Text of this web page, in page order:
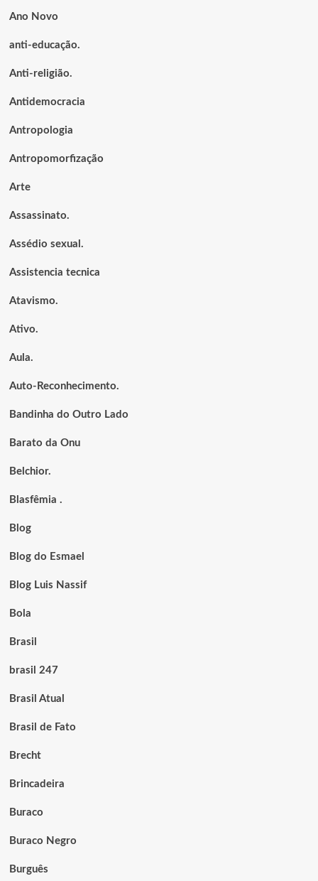
Ano Novo
anti-educação.
Anti-religião.
Antidemocracia
Antropologia
Antropomorfização
Arte
Assassinato.
Assédio sexual.
Assistencia tecnica
Atavismo.
Ativo.
Aula.
Auto-Reconhecimento.
Bandinha do Outro Lado
Barato da Onu
Belchior.
Blasfêmia .
Blog
Blog do Esmael
Blog Luis Nassif
Bola
Brasil
brasil 247
Brasil Atual
Brasil de Fato
Brecht
Brincadeira
Buraco
Buraco Negro
Burguês